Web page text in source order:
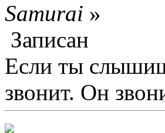
Samurai »
Записан
Если ты
звонит. Он